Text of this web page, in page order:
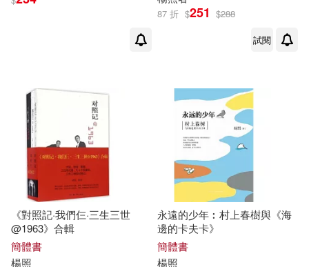
87 折 $251 $288
試閱
《對照記·我們仨·三生三世
@1963》合輯
簡體書
楊照
永遠的少年︰村上春樹與《海
邊的卡夫卡》
簡體書
楊照